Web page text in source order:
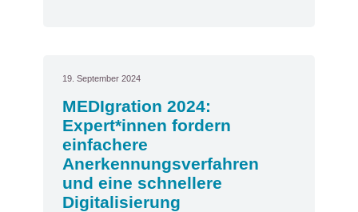
19. September 2024
MEDIgration 2024:
Expert*innen fordern
einfachere
Anerkennungsverfahren
und eine schnellere
Digitalisierung